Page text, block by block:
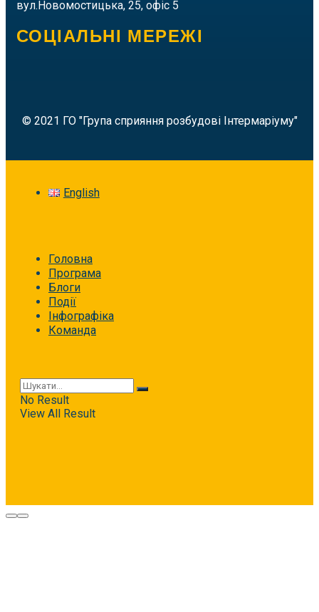
вул.Новомостицька, 25, офіс 5
СОЦІАЛЬНІ МЕРЕЖІ
© 2021 ГО "Група сприяння розбудові Інтермаріуму"
English
Головна
Програма
Блоги
Події
Інфографіка
Команда
No Result
View All Result